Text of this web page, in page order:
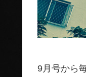
9月号から